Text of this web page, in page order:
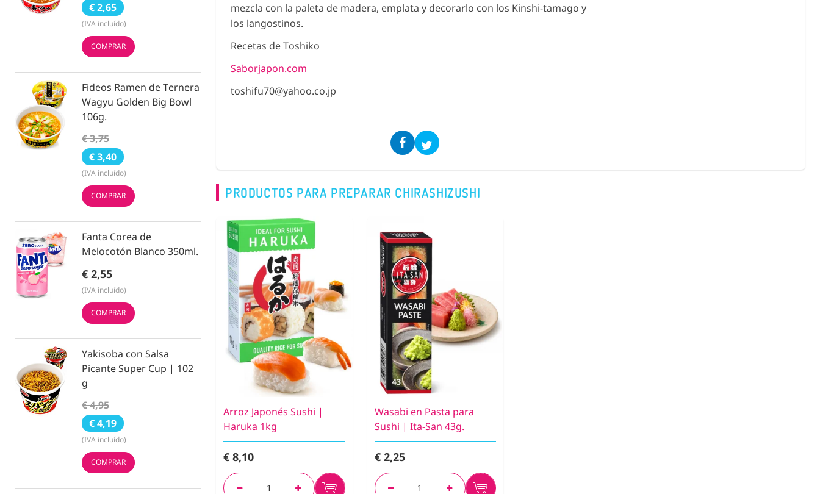
€ 2,65
(IVA incluído)
COMPRAR
Fideos Ramen de Ternera
Wagyu Golden Big Bowl
106g.
€ 3,75
€ 3,40
(IVA incluído)
COMPRAR
Fanta Corea de
Melocotón Blanco 350ml.
€ 2,55
(IVA incluído)
COMPRAR
Yakisoba con Salsa
Picante Super Cup | 102
g
€ 4,95
€ 4,19
(IVA incluído)
COMPRAR
mezcla con la paleta de madera, emplata y decorarlo con los Kinshi-tamago y
los langostinos.
Recetas de Toshiko
Saborjapon.com
toshifu70@yahoo.co.jp
PRODUCTOS PARA PREPARAR CHIRASHIZUSHI
Arroz Japonés Sushi |
Haruka 1kg
€ 8,10
Wasabi en Pasta para
Sushi | Ita-San 43g.
€ 2,25